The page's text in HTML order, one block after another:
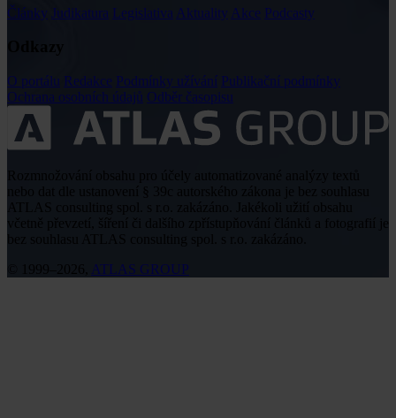
Články Judikatura Legislativa Aktuality Akce Podcasty
O portálu Redakce Podmínky užívání Publikační podmínky
Ochrana osobních údajů Odběr časopisu
včetně převzetí, šíření či dalšího zpřístupňování článků a fotografií je
ATLAS GROUP